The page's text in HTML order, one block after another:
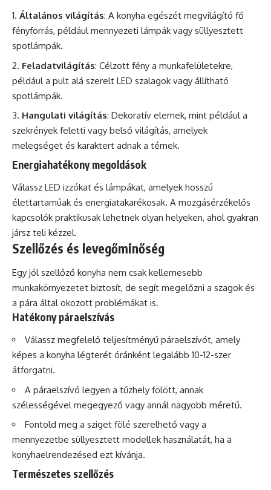
Általános világítás: A konyha egészét megvilágító fő
fényforrás, például mennyezeti lámpák vagy süllyesztett
spotlámpák.
Feladatvilágítás: Célzott fény a munkafelületekre,
például a pult alá szerelt LED szalagok vagy állítható
spotlámpák.
Hangulati világítás: Dekoratív elemek, mint például a
szekrények feletti vagy belső világítás, amelyek
melegséget és karaktert adnak a térnek.
Energiahatékony megoldások
Válassz LED izzókat és lámpákat, amelyek hosszú
élettartamúak és energiatakarékosak. A mozgásérzékelős
kapcsolók praktikusak lehetnek olyan helyeken, ahol gyakran
jársz teli kézzel.
Szellőzés és levegőminőség
Egy jól szellőző konyha nem csak kellemesebb
munkakörnyezetet biztosít, de segít megelőzni a szagok és
a pára által okozott problémákat is.
Hatékony páraelszívás
Válassz megfelelő teljesítményű páraelszívót, amely
képes a konyha légterét óránként legalább 10-12-szer
átforgatni.
A páraelszívó legyen a tűzhely fölött, annak
szélességével megegyező vagy annál nagyobb méretű.
Fontold meg a sziget fölé szerelhető vagy a
mennyezetbe süllyesztett modellek használatát, ha a
konyhaelrendezésed ezt kívánja.
Természetes szellőzés